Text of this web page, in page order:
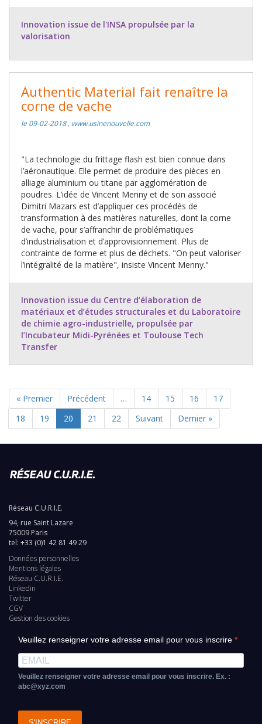
Innovation issue de l'INSA propulsée par la
valorisation
Authentic Material fait renaître la
corne de vache
le 09-02-2018 , www.usinenouvelle.com
"La technologie du frittage flash est bien connue dans
l’aéronautique. Elle permet de produire des pièces en
alliage aluminium ou titane par agglomération de
poudres. L’idée de Vincent Menny et de son associé
Dimitri Mazars est d’appliquer ces procédés de
transformation à des matières naturelles, dont la corne
de vache, pour s’affranchir de problématiques
d’industrialisation et d’approvisionnement. Plus de
contrainte de forme et plus de déchets. "On peut valoriser
l’intégralité de la matière", insiste Vincent Menny."
Innovation issue du Centre d’élaboration de
matériaux et d’études structurales et du Laboratoire
de chimie agro-industrielle, propulsée par
l’Incubateur Midi-Pyrénées et Toulouse Tech
Transfer
PAGINATION
Première
page
« Premier
Page
précédente
Précédent … Page
14 Page
15 Page
16 Page
17
Page
18 Page
19
Page
actuelle
20 Page
21 Page
22
Page
suivante
Suivant
Dernière
page
Dernier »
Réseau C.U.R.I.E.
94, rue Saint Lazare
75009 Paris
tel: +33 (0)1 42 81 49 29
Pied
de
page
Données personnelles
Mentions légales
Réseau C.U.R.I.E.
Linkedin
Twitter
CGV
Gestion des cookies
Veuillez renseigner votre adresse email pour vous inscrire
Veuillez renseigner votre adresse email pour vous inscrire. Ex. :
abc@xyz.com
S'INSCRIRE